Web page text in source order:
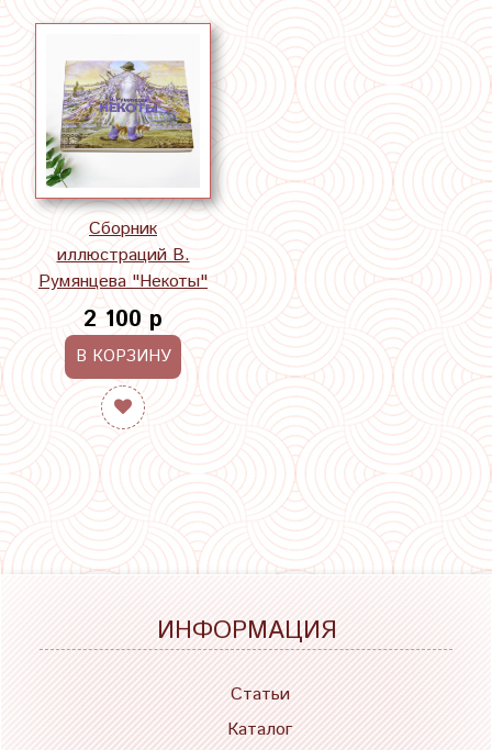
Сборник
иллюстраций В.
Румянцева "Некоты"
2 100 р
В КОРЗИНУ
ИНФОРМАЦИЯ
Статьи
Каталог